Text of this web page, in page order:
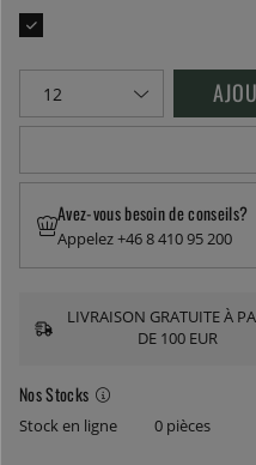
Nos Stocks
Stock en ligne 0 pièces
Avez-vous besoin de conseils?
Appelez +46 8 410 95 200
LIVRAISON GRATUITE À
DE 100 EUR